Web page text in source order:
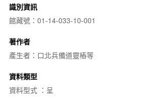
識別資訊
館藏號：01-14-033-10-001
著作者
產生者：口北兵備道靈樁等
資料類型
資料型式 ：呈